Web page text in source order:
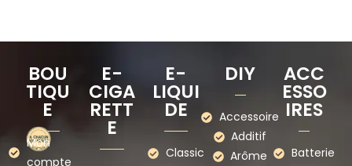
BOU
TIQU
E
Mon
compte
E-
CIGA
RETT
E
E-
LIQUI
DE
Classic
DIY
Accessoire
Additif
Arôme
ACC
ESSO
IRES
Batterie